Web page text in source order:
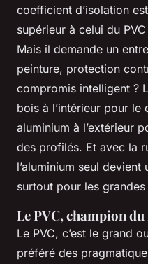
coefficient d’isolation
supérieur à celui du
Mais il demande un
peinture, protection
compromis intelligent ?
bois à l’intérieur pour
aluminium à l’extérieur
des profilés. Et avec la
l’aluminium seul
surtout pour les
Le PVC, champion
Le PVC, c’est le grand
préféré des